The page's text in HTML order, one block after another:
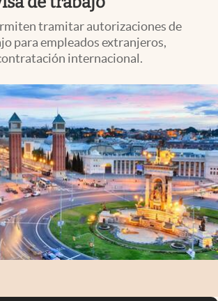
tramitar autorizaciones de
para empleados extranjeros,
internacional.